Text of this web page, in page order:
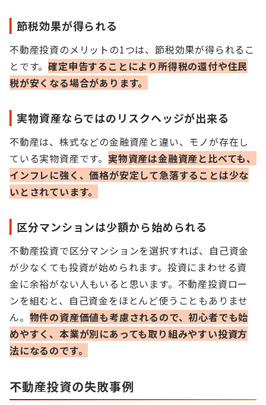
節税効果が得られる
不動産投資のメリットの1つは、節税効果が得られるこ
とです。確定申告することにより所得税の還付や住民
税が安くなる場合があります。
実物資産ならではのリスクヘッジが出来る
不動産は、株式などの金融資産と違い、モノが存在し
ている実物資産です。 実物資産は金融資産と比べても、
インフレに強く、価格が安定して急落することは少な
いとされています。
区分マンションは少額から始められる
不動産投資で区分マンションを選択すれば、自己資金
が少なくても投資が始められます。投資にまわせる資
金に余裕がない人もいると思います。不動産投資ロー
ンを組むと、自己資金をほとんど使うこともありませ
ん。 物件の資産価値も考慮されるので、初心者でも始
めやすく、本業が別にあっても取り組みやすい投資方
法になるのです。
不動産投資の失敗事例